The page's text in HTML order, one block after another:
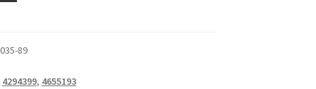
89
4294399, 4655193